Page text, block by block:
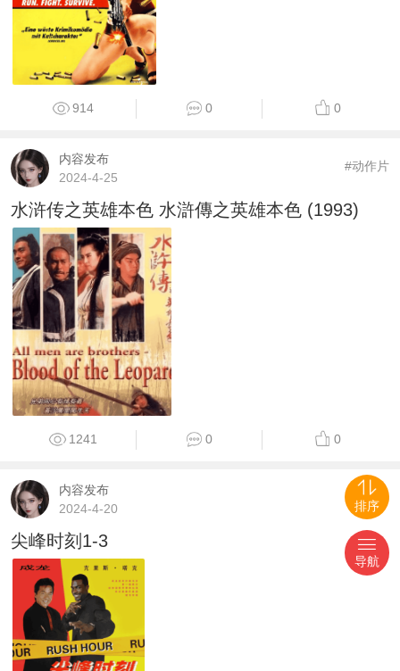
914 0 0
内容发布
2024-4-25
#动作片
水浒传之英雄本色 水滸傳之英雄本色 (1993)
1241 0 0
内容发布
2024-4-20
#精选
尖峰时刻1-3
排序
导航